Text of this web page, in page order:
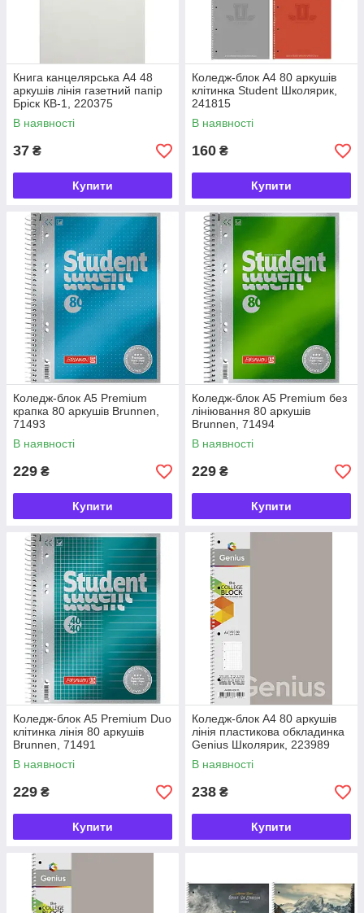
Книга канцелярська А4 48
аркушів лінія газетний папір
Бріск КВ-1, 220375
В наявності
37 ₴
Купити
Коледж-блок А4 80 аркушів
клітинка Student Школярик,
241815
В наявності
160 ₴
Купити
Коледж-блок А5 Premium
крапка 80 аркушів Brunnen,
71493
В наявності
229 ₴
Купити
Коледж-блок А5 Premium без
лініювання 80 аркушів
Brunnen, 71494
В наявності
229 ₴
Купити
Коледж-блок А5 Premium Duo
клітинка лінія 80 аркушів
Brunnen, 71491
В наявності
229 ₴
Купити
Коледж-блок А4 80 аркушів
лінія пластикова обкладинка
Genius Школярик, 223989
В наявності
238 ₴
Купити